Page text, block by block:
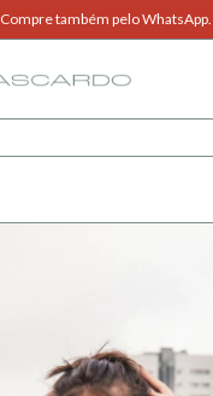
Compre também pelo WhatsApp.